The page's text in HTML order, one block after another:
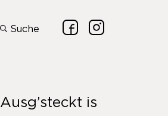
Suche
Ausg’steckt is